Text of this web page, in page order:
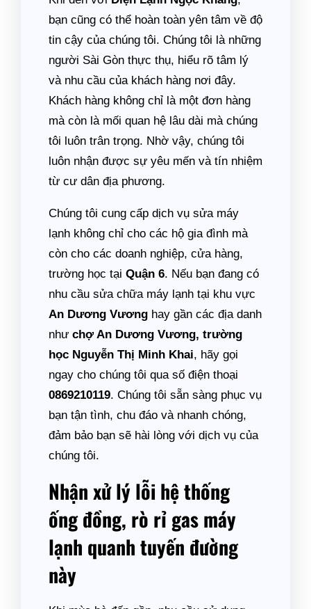
bạn cũng có thể hoàn toàn yên tâm về độ
tin cậy của chúng tôi. Chúng tôi là những
người Sài Gòn thực thụ, hiểu rõ tâm lý
và nhu cầu của khách hàng nơi đây.
Khách hàng không chỉ là một đơn hàng
mà còn là mối quan hệ lâu dài mà chúng
tôi luôn trân trọng. Nhờ vậy, chúng tôi
luôn nhận được sự yêu mến và tín nhiệm
từ cư dân địa phương.
Chúng tôi cung cấp dịch vụ sửa máy
lạnh không chỉ cho các hộ gia đình mà
còn cho các doanh nghiệp, cửa hàng,
trường học tại Quận 6. Nếu bạn đang có
nhu cầu sửa chữa máy lạnh tại khu vực
An Dương Vương hay gần các địa danh
như chợ An Dương Vương, trường
học Nguyễn Thị Minh Khai, hãy gọi
ngay cho chúng tôi qua số điện thoại
0869210119. Chúng tôi sẵn sàng phục vụ
bạn tận tình, chu đáo và nhanh chóng,
đảm bảo bạn sẽ hài lòng với dịch vụ của
chúng tôi.
Nhận xử lý lỗi hệ thống
ống đồng, rò rỉ gas máy
lạnh quanh tuyến đường
này